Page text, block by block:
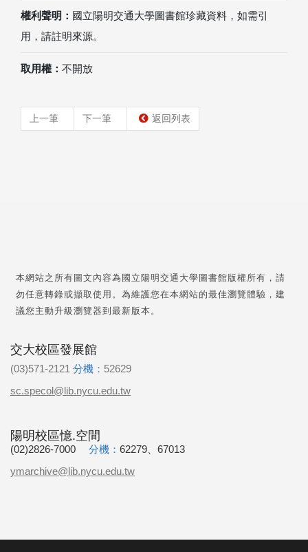
權利聲明： 國立陽明交通大學圖書館珍藏資料，如需引
用，請註明來源。
取用權： 不開放
上一筆 下一筆 返回列表
本網站之所有圖文內容為國立陽明交通大學圖書館版權所有，請
勿任意轉錄或擷取使用。為維護您在本網站的最佳瀏覽體驗，建
議您主動升級瀏覽器到最新版本。
交大校區發展館
(03)571-2121 分機： 52629
sc.specol@lib.nycu.edu.tw
陽明校區憶.空間
(02)2826-7000 分機： 62279、67013
ymarchive@lib.nycu.edu.tw